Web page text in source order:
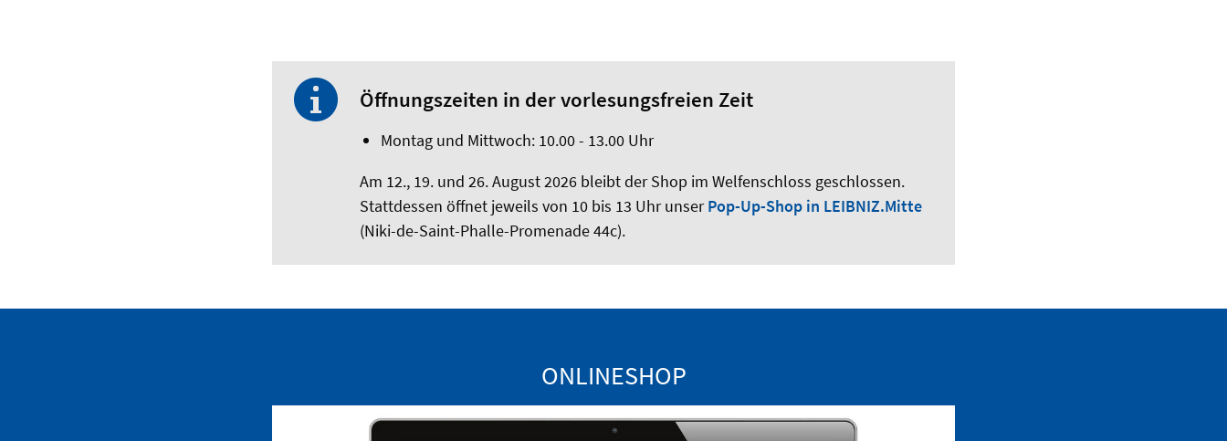
Öffnungszeiten in der vorlesungsfreien Zeit
Montag und Mittwoch: 10.00 - 13.00 Uhr
Am 12., 19. und 26. August 2026 bleibt der Shop im Welfenschloss geschlossen.
Stattdessen öffnet jeweils von 10 bis 13 Uhr unserPop-Up-Shop in LEIBNIZ.Mitte
(Niki-de-Saint-Phalle-Promenade 44c).
ONLINESHOP